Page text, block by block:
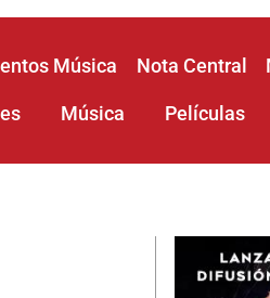
Música Nota Central
Música Películas